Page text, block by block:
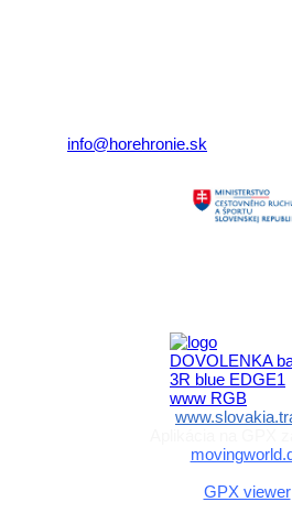
info@horehronie.sk
GPX viewer